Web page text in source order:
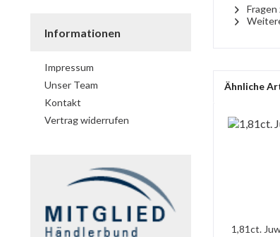
Informationen
Impressum
Unser Team
Kontakt
Vertrag widerrufen
Fragen
Ähnliche
1,81ct.